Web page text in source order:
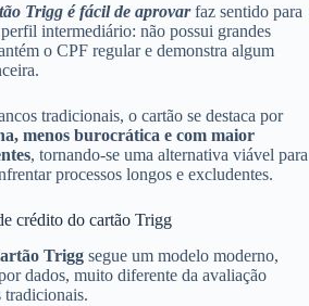
Trigg é fácil de aprovarfaz sentido para
intermediário: não possui grandes
o CPF regular e demonstra algum
tradicionais, o cartão se destaca por
menos burocrática e com maior
, tornando-se uma alternativa viável para
processos longos e excludentes.
crédito do cartão Trigg
Trigg segue um modelo moderno,
dados, muito diferente da avaliação
tradicionais.